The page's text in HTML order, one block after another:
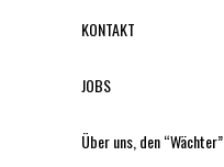
KONTAKT
JOBS
Über uns, den “Wächter”